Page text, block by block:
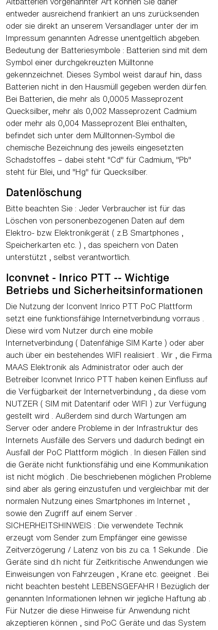
entweder ausreichend frankiert an uns zurücksenden
oder sie direkt an unserem Versandlager unter der im
Impressum genannten Adresse unentgeltlich abgeben.
Bedeutung der Batteriesymbole : Batterien sind mit dem
Symbol einer durchgekreuzten Mülltonne
gekennzeichnet. Dieses Symbol weist darauf hin, dass
Batterien nicht in den Hausmüll gegeben werden dürfen.
Bei Batterien, die mehr als 0,0005 Masseprozent
Quecksilber, mehr als 0,002 Masseprozent Cadmium
oder mehr als 0,004 Masseprozent Blei enthalten,
befindet sich unter dem Mülltonnen-Symbol die
chemische Bezeichnung des jeweils eingesetzten
Schadstoffes – dabei steht "Cd" für Cadmium, "Pb"
steht für Blei, und "Hg" für Quecksilber.
Datenlöschung
Bitte beachten Sie : Jeder Verbraucher ist für das
Löschen von personenbezogenen Daten auf dem
Elektro- bzw. Elektronikgerät ( z.B Smartphones ,
Speicherkarten etc. ) , das speichern von Daten
unterstützt , selbst verantwortlich.
Iconvnet - Inrico PTT -- Wichtige
Betriebs und Sicherheitsinformationen
Die Nutzung der Iconvent Inrico PTT PoC Plattform
setzt eine funktionsfähige Internetverbindung vorraus .
Diese wird vom Nutzer durch eine mobile
Internetverbindung ( Datenfähige SIM Karte ) oder aber
auch über ein bestehendes WIFI realisiert . Wir , die Firma
MAAS Elektronik als Administrator oder auch der
Betreiber Iconvnet Inrico PTT haben keinen Einfluss auf
die Verfügbarkeit der Internetverbindung , da diese vom
NUTZER ( SIM mit Datentarif oder WIFI ) zur Verfügung
gestellt wird . Außerdem sind durch Wartungen am
Server oder andere Probleme in der Infrastruktur des
Internets Ausfälle des Servers und dadurch bedingt ein
Ausfall der PoC Plattform möglich . In diesen Fällen sind
die Geräte nicht funktionsfähig und eine Kommunikation
ist nicht möglich . Die beschriebenen möglichen Probleme
sind aber als gering einzustufen und vergleichbar mit der
normalen Nutzung eines Smartphones im Internet ,
sowie den Zugriff auf einem Server .
SICHERHEITSHINWEIS : Die verwendete Technik
erzeugt vom Sender zum Empfänger eine gewisse
Zeitverzögerung / Latenz von bis zu ca. 1 Sekunde . Die
Geräte sind d.h nicht für Zeitkritische Anwendungen wie
Einweisungen von Fahrzeugen , Krane etc. geeignet . Bei
nicht beachten besteht LEBENSGEFAHR ! Bezüglich der
genannten Informationen lehnen wir jegliche Haftung ab .
Für Nutzer die diese Hinweise für Anwendung nicht
akzeptieren können , sind PoC Geräte und das System